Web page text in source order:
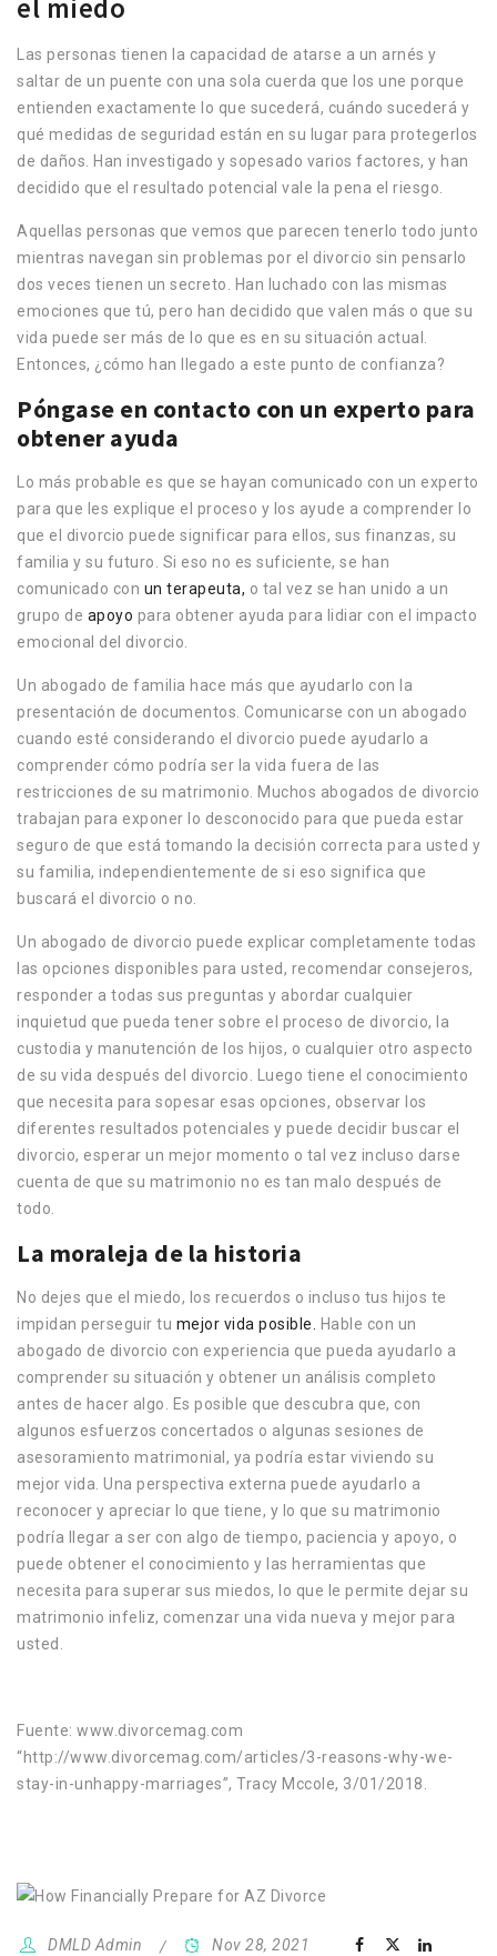
el miedo
Las personas tienen la capacidad de atarse a un arnés y
saltar de un puente con una sola cuerda que los une porque
entienden exactamente lo que sucederá, cuándo sucederá y
qué medidas de seguridad están en su lugar para protegerlos
de daños. Han investigado y sopesado varios factores, y han
decidido que el resultado potencial vale la pena el riesgo.
Aquellas personas que vemos que parecen tenerlo todo junto
mientras navegan sin problemas por el divorcio sin pensarlo
dos veces tienen un secreto. Han luchado con las mismas
emociones que tú, pero han decidido que valen más o que su
vida puede ser más de lo que es en su situación actual.
Entonces, ¿cómo han llegado a este punto de confianza?
Póngase en contacto con un experto para
obtener ayuda
Lo más probable es que se hayan comunicado con un experto
para que les explique el proceso y los ayude a comprender lo
que el divorcio puede significar para ellos, sus finanzas, su
familia y su futuro. Si eso no es suficiente, se han
comunicado con un terapeuta, o tal vez se han unido a un
grupo de apoyo para obtener ayuda para lidiar con el impacto
emocional del divorcio.
Un abogado de familia hace más que ayudarlo con la
presentación de documentos. Comunicarse con un abogado
cuando esté considerando el divorcio puede ayudarlo a
comprender cómo podría ser la vida fuera de las
restricciones de su matrimonio. Muchos abogados de divorcio
trabajan para exponer lo desconocido para que pueda estar
seguro de que está tomando la decisión correcta para usted y
su familia, independientemente de si eso significa que
buscará el divorcio o no.
Un abogado de divorcio puede explicar completamente todas
las opciones disponibles para usted, recomendar consejeros,
responder a todas sus preguntas y abordar cualquier
inquietud que pueda tener sobre el proceso de divorcio, la
custodia y manutención de los hijos, o cualquier otro aspecto
de su vida después del divorcio. Luego tiene el conocimiento
que necesita para sopesar esas opciones, observar los
diferentes resultados potenciales y puede decidir buscar el
divorcio, esperar un mejor momento o tal vez incluso darse
cuenta de que su matrimonio no es tan malo después de
todo.
La moraleja de la historia
No dejes que el miedo, los recuerdos o incluso tus hijos te
impidan perseguir tu mejor vida posible. Hable con un
abogado de divorcio con experiencia que pueda ayudarlo a
comprender su situación y obtener un análisis completo
antes de hacer algo. Es posible que descubra que, con
algunos esfuerzos concertados o algunas sesiones de
asesoramiento matrimonial, ya podría estar viviendo su
mejor vida. Una perspectiva externa puede ayudarlo a
reconocer y apreciar lo que tiene, y lo que su matrimonio
podría llegar a ser con algo de tiempo, paciencia y apoyo, o
puede obtener el conocimiento y las herramientas que
necesita para superar sus miedos, lo que le permite dejar su
matrimonio infeliz, comenzar una vida nueva y mejor para
usted.
Fuente: www.divorcemag.com
“http://www.divorcemag.com/articles/3-reasons-why-we-
stay-in-unhappy-marriages”, Tracy Mccole, 3/01/2018.
DMLD Admin Nov 28, 2021